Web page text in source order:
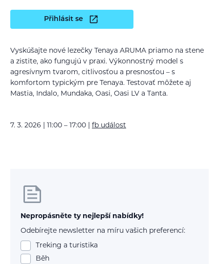
Přihlásit se
Vyskúšajte nové lezečky Tenaya ARUMA priamo na stene
a zistite, ako fungujú v praxi. Výkonnostný model s
agresívnym tvarom, citlivosťou a presnosťou – s
komfortom typickým pre Tenaya. Testovať môžete aj
Mastia, Indalo, Mundaka, Oasi, Oasi LV a Tanta.
7. 3. 2026 | 11:00 – 17:00 | fb událost
Nepropásněte ty nejlepší nabídky!
Odebírejte newsletter na míru vašich preferencí:
Treking a turistika
Běh